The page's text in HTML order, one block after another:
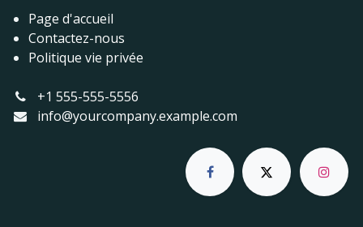
Page d'accueil
Contactez-nous
Politique vie privée
+1 555-555-5556
info@yourcompany.example.com